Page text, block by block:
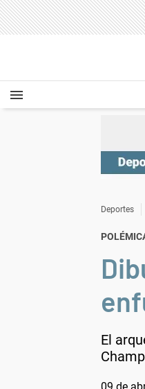
Deportes
El